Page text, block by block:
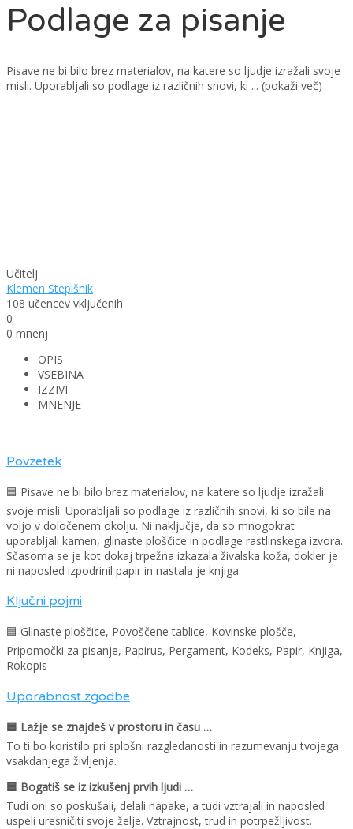
Podlage za pisanje
Pisave ne bi bilo brez materialov, na katere so ljudje izražali svoje
misli. Uporabljali so podlage iz različnih snovi, ki ... (pokaži več)
Učitelj
Klemen Stepišnik
108 učencev vključenih
0
0 mnenj
OPIS
VSEBINA
IZZIVI
MNENJE
Povzetek
🟦 Pisave ne bi bilo brez materialov, na katere so ljudje izražali
svoje misli. Uporabljali so podlage iz različnih snovi, ki so bile na
voljo v določenem okolju. Ni naključje, da so mnogokrat
uporabljali kamen, glinaste ploščice in podlage rastlinskega izvora.
Sčasoma se je kot dokaj trpežna izkazala živalska koža, dokler je
ni naposled izpodrinil papir in nastala je knjiga.
Ključni pojmi
🟦 Glinaste ploščice, Povoščene tablice, Kovinske plošče,
Pripomočki za pisanje, Papirus, Pergament, Kodeks, Papir, Knjiga,
Rokopis
Uporabnost zgodbe
🟦 Lažje se znajdeš v prostoru in času …
To ti bo koristilo pri splošni razgledanosti in razumevanju tvojega
vsakdanjega življenja.
🟦 Bogatiš se iz izkušenj prvih ljudi …
Tudi oni so poskušali, delali napake, a tudi vztrajali in naposled
uspeli uresničiti svoje želje. Vztrajnost, trud in potrpežljivost.